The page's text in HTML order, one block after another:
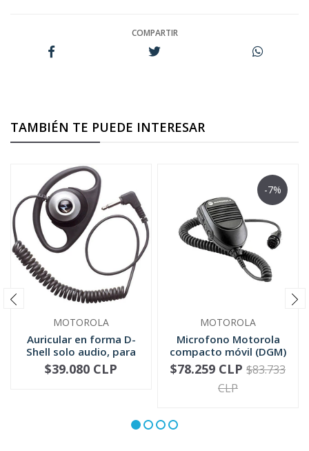
COMPARTIR
TAMBIÉN TE PUEDE INTERESAR
MOTOROLA
Auricular en forma D-
Shell solo audio, para
mic...
+
$39.080 CLP
-7%
MOTOROLA
Microfono Motorola
compacto móvil (DGM)
RMN5052
+
-
$78.259 CLP $83.733
CLP